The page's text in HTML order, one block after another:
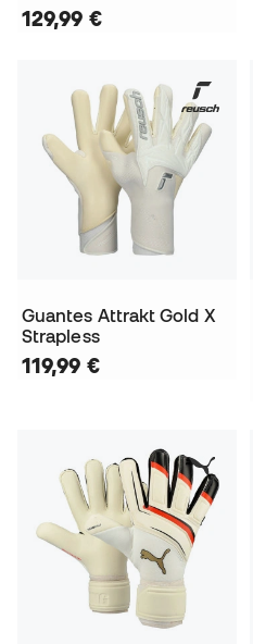
129,99 €
Guantes Attrakt Gold X
Strapless
119,99 €